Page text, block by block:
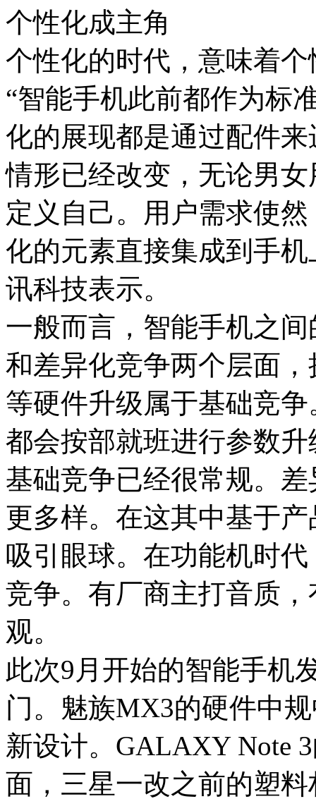
个性化成主角
个性化的时代，意味着
“智能手机此前都作为标
化的展现都是通过配件
情形已经改变，无论男
定义自己。用户需求使
化的元素直接集成到手机
讯科技表示。
一般而言，智能手机之
和差异化竞争两个层面
等硬件升级属于基础竞
都会按部就班进行参数升
基础竞争已经很常规。
更多样。在这其中基于
吸引眼球。在功能机时
竞争。有厂商主打音质
观。
此次9月开始的智能手机
门。魅族MX3的硬件中
新设计。GALAXY Note
面，三星一改之前的塑